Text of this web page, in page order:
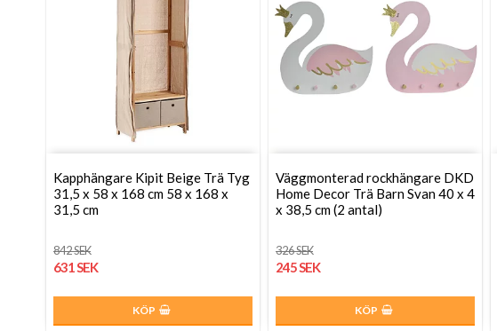
Kapphängare Kipit Beige Trä Tyg
31,5 x 58 x 168 cm 58 x 168 x
31,5 cm
842 SEK
631 SEK
KÖP
Väggmonterad rockhängare DKD
Home Decor Trä Barn Svan 40 x 4
x 38,5 cm (2 antal)
326 SEK
245 SEK
KÖP